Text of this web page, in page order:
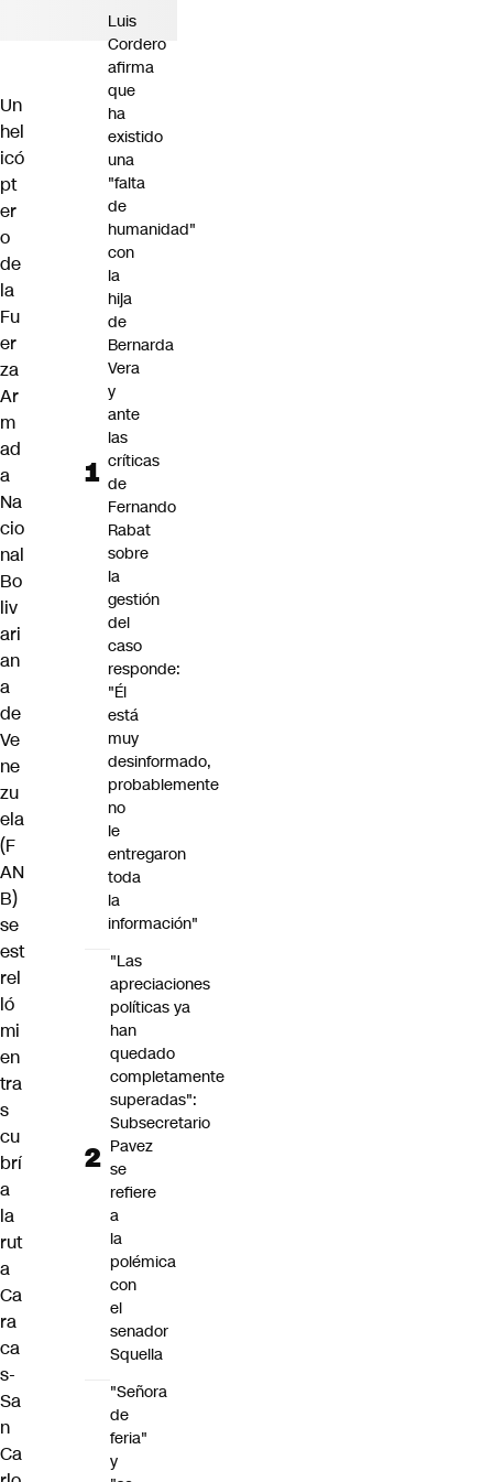
Un
hel
icó
pt
er
o
de
la
Fu
er
za
Ar
m
ad
a
Na
cio
nal
Bo
liv
ari
an
a
de
Ve
ne
zu
ela
(F
AN
B)
se
est
rel
ló
mi
en
tra
s
cu
brí
a
la
rut
a
Ca
ra
ca
s-
Sa
n
Ca
Luis
Cordero
afirma
que
ha
existido
una
"falta
de
humanidad"
con
la
hija
de
Bernarda
Vera
y
ante
las
críticas
de
Fernando
Rabat
sobre
la
gestión
del
caso
responde:
"Él
está
muy
desinformado,
probablemente
no
le
entregaron
toda
la
información"
"Las
apreciaciones
políticas ya
han
quedado
completamente
superadas":
Subsecretario
Pavez
se
refiere
a
la
polémica
con
el
senador
Squella
"Señora
de
feria"
y